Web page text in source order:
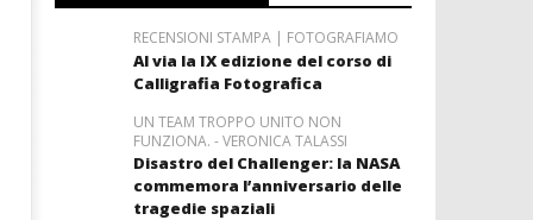
RECENSIONI STAMPA | FOTOGRAFIAMO
Al via la IX edizione del corso di
Calligrafia Fotografica
UN TEAM TROPPO UNITO NON
FUNZIONA. - VERONICA TALASSI
Disastro del Challenger: la NASA
commemora l’anniversario delle
tragedie spaziali